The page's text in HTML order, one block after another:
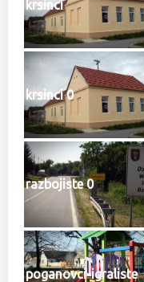
krsinci
krsinci 0
razbojiste 0
poganovci-igraliste